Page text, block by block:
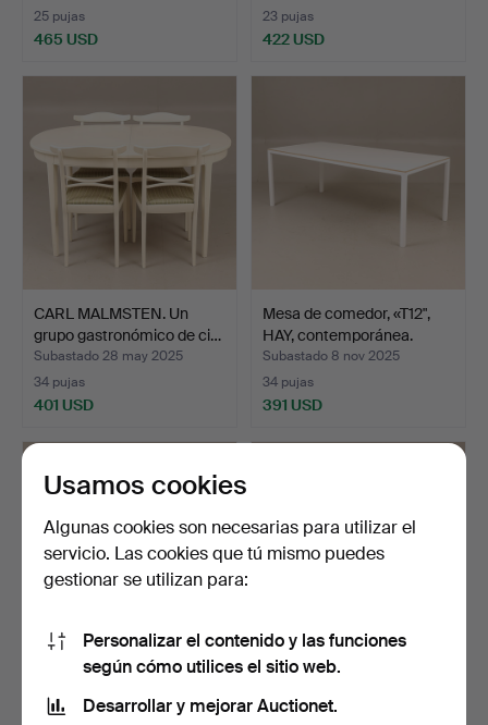
25 pujas
465 USD
23 pujas
422 USD
CARL MALMSTEN. Un
grupo gastronómico de ci…
Subastado 28 may 2025
34 pujas
401 USD
Mesa de comedor, «T12",
HAY, contemporánea.
Subastado 8 nov 2025
34 pujas
391 USD
SVANTE SKOGH. Una
mesa de comedor,
MESA DE COMEDOR, pino,
siglo XX.
Usamos cookies
Algunas cookies son necesarias para utilizar el
servicio. Las cookies que tú mismo puedes
gestionar se utilizan para:
Personalizar el contenido y las funciones
según cómo utilices el sitio web.
Desarrollar y mejorar Auctionet.